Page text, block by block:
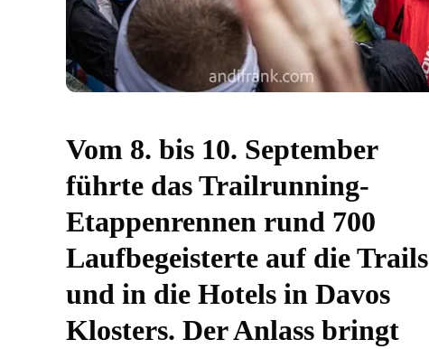
Vom 8. bis 10. September
führte das Trailrunning-
Etappenrennen rund 700
Laufbegeisterte auf die Trails
und in die Hotels in Davos
Klosters. Der Anlass bringt